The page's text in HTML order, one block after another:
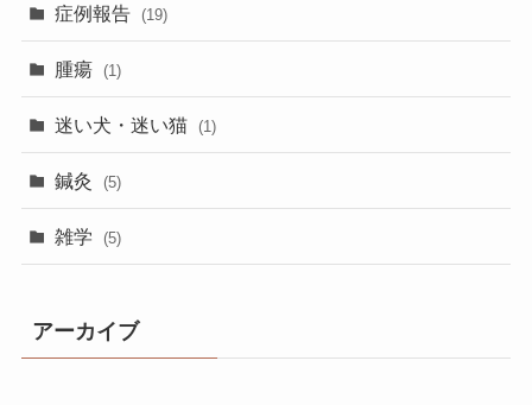
症例報告 (19)
腫瘍 (1)
迷い犬・迷い猫 (1)
鍼灸 (5)
雑学 (5)
アーカイブ